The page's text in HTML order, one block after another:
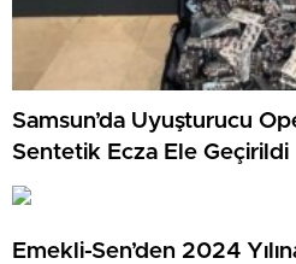
Samsun’da Uyuşturucu
Sentetik Ecza Ele Geçirildi
Emekli-Sen’den 2024